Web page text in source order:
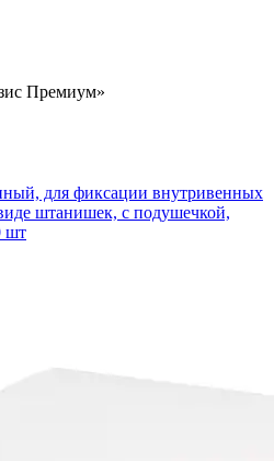
Премиум»
для фиксации внутривенных
штанишек, с подушечкой,
шт